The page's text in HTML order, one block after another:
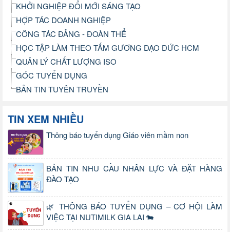
KHỞI NGHIỆP ĐỔI MỚI SÁNG TẠO
HỢP TÁC DOANH NGHIỆP
CÔNG TÁC ĐẢNG - ĐOÀN THỂ
HỌC TẬP LÀM THEO TẤM GƯƠNG ĐẠO ĐỨC HCM
QUẢN LÝ CHẤT LƯỢNG ISO
GÓC TUYỂN DỤNG
BẢN TIN TUYÊN TRUYỀN
TIN XEM NHIỀU
Thông báo tuyển dụng Giáo viên mầm non
BẢN TIN NHU CẦU NHÂN LỰC VÀ ĐẶT HÀNG
ĐÀO TẠO
🌿 THÔNG BÁO TUYỂN DỤNG – CƠ HỘI LÀM
VIỆC TẠI NUTIMILK GIA LAI 🐄